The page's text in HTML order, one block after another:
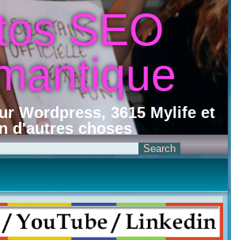
SEO
Wordpress, 3615 Mylife et
d'autres choses